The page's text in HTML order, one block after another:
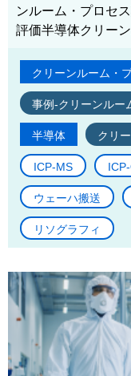
ンルーム・プロセ
評価半導体クリー
クリーンルーム・
事例-クリーンルー
半導体 クリ
ICP-MS
ウェーハ搬送
リソグラフィ